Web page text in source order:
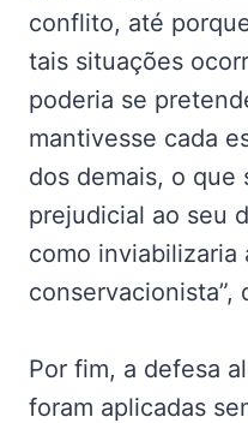
conflito, até
tais situações
poderia se
mantivesse cada
dos demais, o que
prejudicial ao seu
como inviabilizaria
conservacionista”,
Por fim, a defesa
foram aplicadas